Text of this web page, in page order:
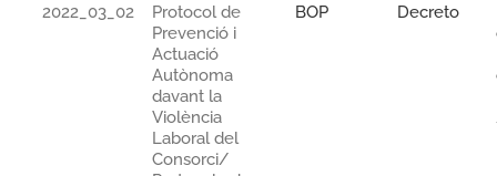
2022_03_02
Protocol de
Prevenció i
Actuació
Autònoma
davant la
Violència
Laboral del
Consorci/
BOP Decreto